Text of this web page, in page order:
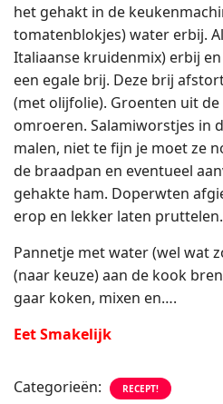
het gehakt in de
tomatenblokjes) water erbij.
Italiaanse kruidenmix) erbij
een egale brij. Deze brij
(met olijfolie). Groenten uit
omroeren. Salamiworstjes in
malen, niet te fijn je moet ze
de braadpan en eventueel
gehakte ham. Doperwten
erop en lekker laten pruttelen.
Pannetje met water (wel wat
(naar keuze) aan de kook
gaar koken, mixen en….
Eet Smakelijk
Categorieën: RECEPT!